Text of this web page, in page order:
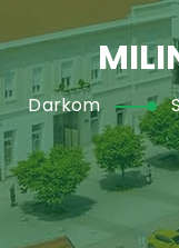
Darkom